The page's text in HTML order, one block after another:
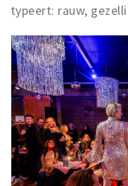
typeert: rauw,